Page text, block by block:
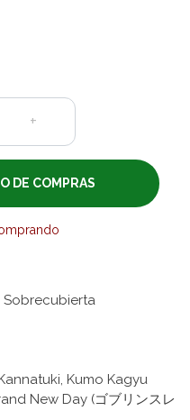
+
Sobrecubierta
Kumo Kagyu
New Day (ゴブリンスレ